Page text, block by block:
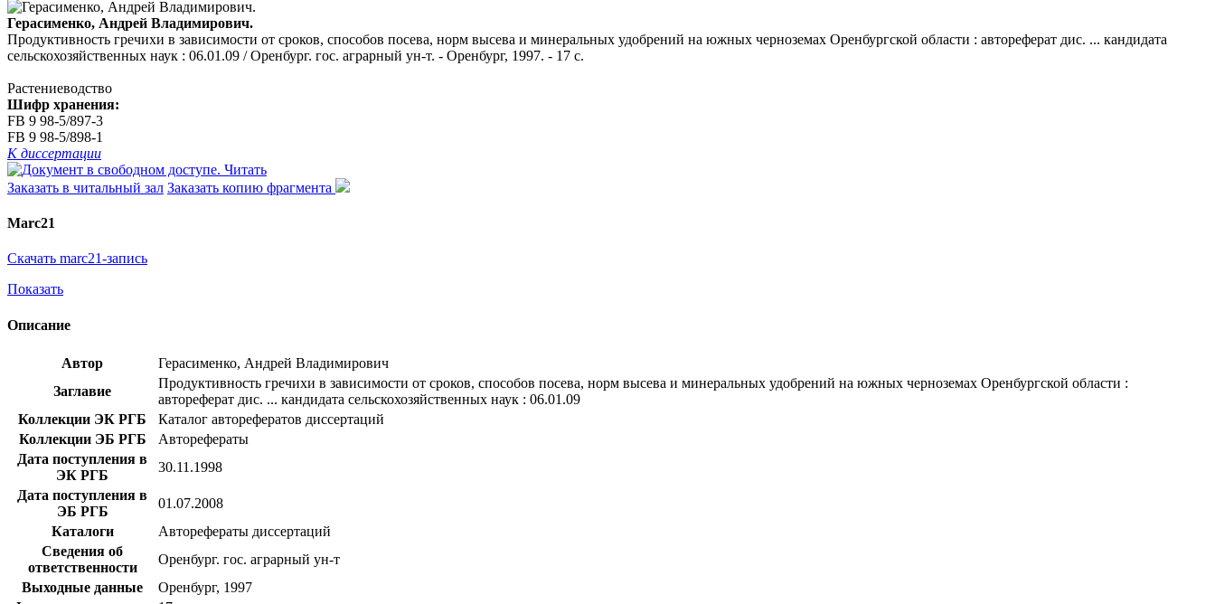
Герасименко, Андрей Владимирович.
Продуктивность гречихи в зависимости от сроков, способов посева, норм высева и минеральных удобрений на южных черноземах Оренбургской области : автореферат дис. ... кандидата
сельскохозяйственных наук : 06.01.09 / Оренбург. гос. аграрный ун-т. - Оренбург, 1997. - 17 с.
Растениеводство
Шифр хранения:
FB 9 98-5/897-3
FB 9 98-5/898-1
К диссертации
Читать
Заказать в читальный зал Заказать копию фрагмента
Marc21
Скачать marc21-запись
Показать
Описание
Автор
Герасименко, Андрей Владимирович
Заглавие
Продуктивность гречихи в зависимости от сроков, способов посева, норм высева и минеральных удобрений на южных черноземах Оренбургской области :
автореферат дис. ... кандидата сельскохозяйственных наук : 06.01.09
Коллекции ЭК РГБ
Каталог авторефератов диссертаций
Коллекции ЭБ РГБ
Авторефераты
Дата поступления в
ЭК РГБ
30.11.1998
Дата поступления в
ЭБ РГБ
01.07.2008
Каталоги
Авторефераты диссертаций
Сведения об
ответственности
Оренбург. гос. аграрный ун-т
Выходные данные
Оренбург, 1997